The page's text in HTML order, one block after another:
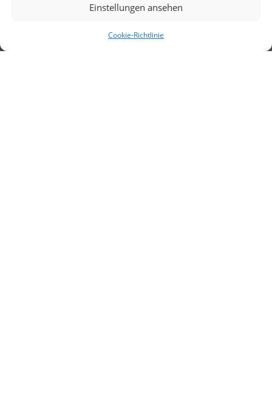
Einstellungen ansehen
Cookie-Richtlinie